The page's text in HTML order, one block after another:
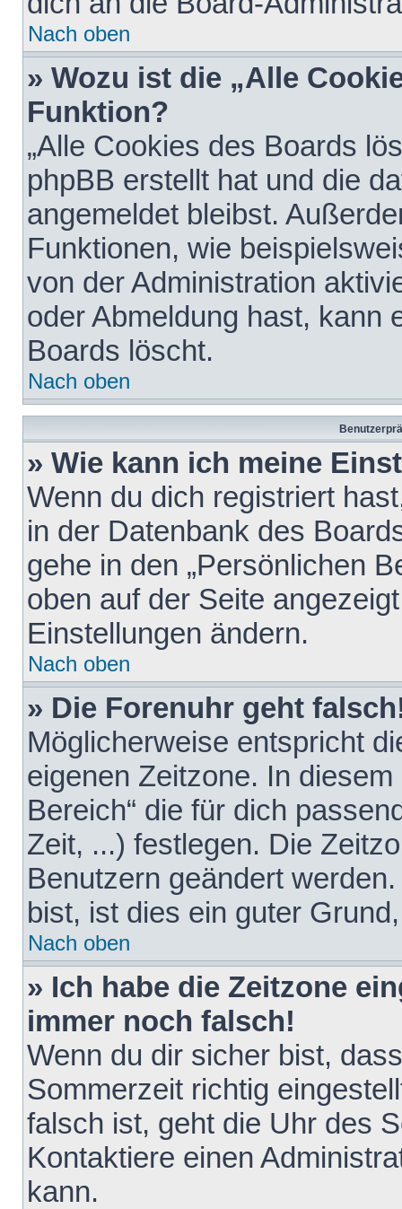
Nach oben
» Wozu ist die „Alle
Funktion?
„Alle Cookies des Boards
phpBB erstellt hat und die
angemeldet bleibst.
Funktionen, wie
von der Administration
oder Abmeldung hast, kann
Boards löscht.
Nach oben
» Wie kann ich meine
Wenn du dich registriert
in der Datenbank des
gehe in den „Persönlichen
oben auf der Seite
Einstellungen ändern.
Nach oben
» Die Forenuhr geht
Möglicherweise entspricht
eigenen Zeitzone. In
Bereich“ die für dich
Zeit, ...) festlegen. Die
Benutzern geändert
bist, ist dies ein guter
Nach oben
» Ich habe die Zeitzone
immer noch falsch!
Wenn du dir sicher bist,
Sommerzeit richtig
falsch ist, geht die Uhr des
Kontaktiere einen
kann.